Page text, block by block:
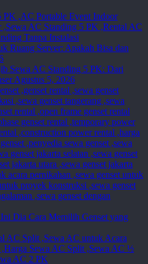
Ruang Server: Apakah Bisa dan
Sewa AC Standing 5 PK: Dari
Agustus 5, 2026
Dia Cara Memilih Genset yang